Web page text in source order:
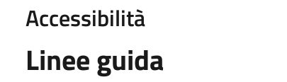
Accessibilità
Linee guida